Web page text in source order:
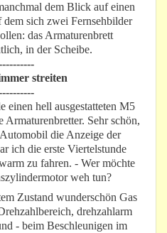
dem Blick auf einen
sich zwei Fernsehbilder
das Armaturenbrett
in der Scheibe.
streiten
einen hell ausgestatteten M5
Armaturenbretter. Sehr schön,
die Anzeige der
ich die erste Viertelstunde
zu fahren. - Wer möchte
weh tun?
Zustand wunderschön Gas
drehzahlarm
- beim Beschleunigen im